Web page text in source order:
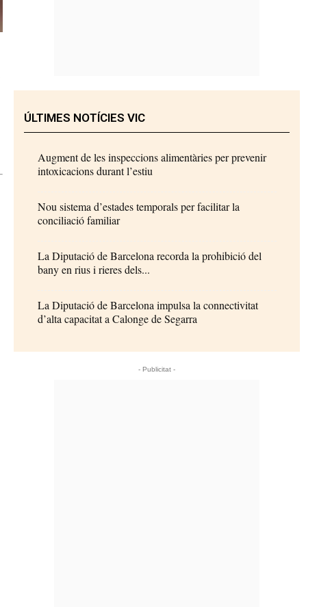
ÚLTIMES NOTÍCIES VIC
Augment de les inspeccions alimentàries per prevenir
intoxicacions durant l’estiu
Nou sistema d’estades temporals per facilitar la
conciliació familiar
La Diputació de Barcelona recorda la prohibició del
bany en rius i rieres dels...
La Diputació de Barcelona impulsa la connectivitat
d’alta capacitat a Calonge de Segarra
- Publicitat -